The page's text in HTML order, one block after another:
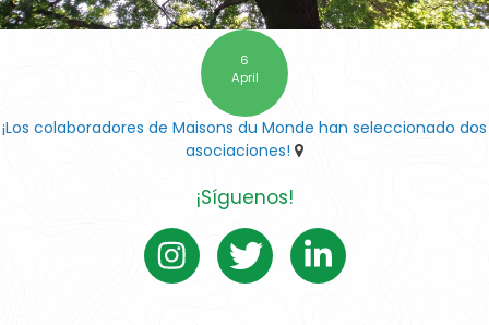
6
April
¡Los colaboradores de Maisons du Monde han seleccionado dos
asociaciones!
¡Síguenos!